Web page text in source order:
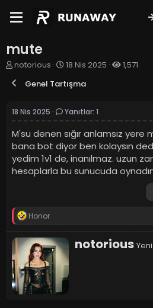
mute
K
n
y
u
b
a
ş
l
a
notorious
B
ş
a
n
ı
ç
t
a
18 Nis 2025
1,571
Genel Tartışma
18 Nis 2025 Yanıtlar: 1
M'su denen sığır anlamsız yere
bana bot diyor ben kolaysın
yedim 1v1 de, inanılmaz. uzun
hesaplarla bu sunucuda
T
e
k
i
l
e
r
:
Honor
W
rnotorious